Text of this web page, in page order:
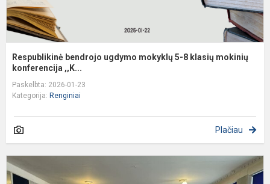
Respublikinė bendrojo ugdymo mokyklų 5-8 klasių mokinių
konferencija ,,K...
Paskelbta: 2026-01-23
Kategorija: Renginiai
Plačiau